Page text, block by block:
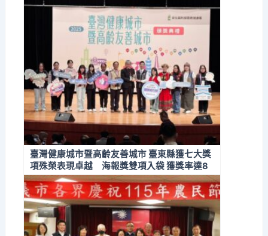
臺灣健康城市暨高齡友善城市 臺東縣獲七大獎
項殊榮表現卓越 海報獎雙項入袋 獲獎率達8
7.5%